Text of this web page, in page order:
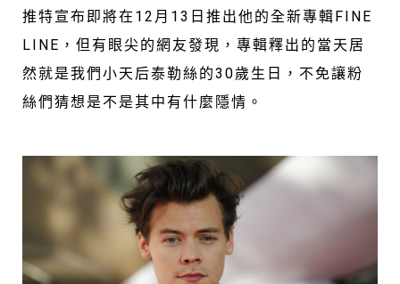
推特宣布即將在12月13日推出他的全新專輯FINE
LINE，但有眼尖的網友發現，專輯釋出的當天居
然就是我們小天后泰勒絲的30歲生日，不免讓粉
絲們猜想是不是其中有什麼隱情。